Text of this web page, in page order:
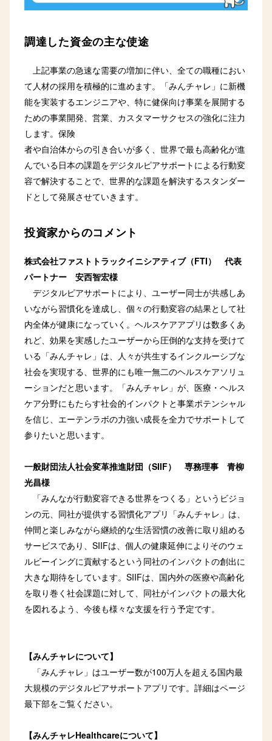
調達した資金の主な使途
上記事業の急速な需要の増加に伴い、全ての職種におい
て人材の採用を積極的に進めます。「みんチャレ」に新機
能を実装するエンジニアや、特に健保向け事業を展開する
ための事業開発、営業、カスタマーサクセスの強化に注力
します。保険
者や自治体からの引き合いが多く、世界で最も高齢化が進
んでいる日本の課題をデジタルピアサポートによる行動変
容で解決することで、世界的な課題を解決するスタンダー
ドとして発展させていきます。
投資家からのコメント
株式会社ファストトラックイニシアティブ（FTI） 代表
パートナー 安西智宏様
デジタルピアサポートにより、ユーザー同士が共感しあ
いながら習慣化を達成し、個々の行動変容の結果として社
内全体が健康になっていく。ヘルスケアアプリは数多くあ
れど、効果を実感したユーザーから圧倒的な支持を受けて
いる「みんチャレ」は、人々が共生するインクルーシブな
社会を実現する、世界的にも唯一無二のヘルスケアソリュ
ーションだと思います。「みんチャレ」が、医療・ヘルス
ケア分野にもたらす社会的インパクトと事業ポテンシャル
を信じ、エーテンラボの力強い成長を全力でサポートして
参りたいと思います。
一般財団法人社会変革推進財団（SIIF） 専務理事 青柳
光昌様
「みんなが行動変容できる世界をつくる」というビジョ
ンの元、同社が提供する習慣化アプリ「みんチャレ」は、
仲間と楽しみながら継続的な生活習慣の改善に取り組める
サービスであり、SIIFは、個人の健康延伸によりそのウェ
ルビーイングに貢献するという同社のインパクトの創出に
大きな期待をしています。SIIFは、国内外の医療や高齢化
を取り巻く社会課題に対して、同社がインパクトの最大化
を図れるよう、今後も様々な支援を行う予定です。
【みんチャレについて】
「みんチャレ」はユーザー数が100万人を超える国内最
大規模のデジタルピアサポートアプリです。詳細はページ
最下部をご覧ください。
【みんチャレHealthcareについて】